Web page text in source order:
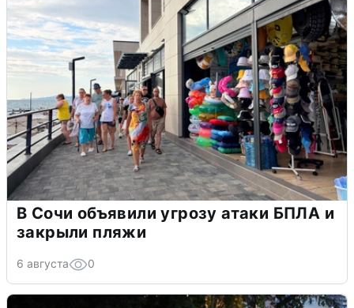
В Сочи объявили угрозу атаки БПЛА и
закрыли пляжи
6 августа 0